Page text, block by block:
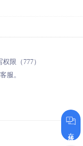
限（777）
服。
在线咨询